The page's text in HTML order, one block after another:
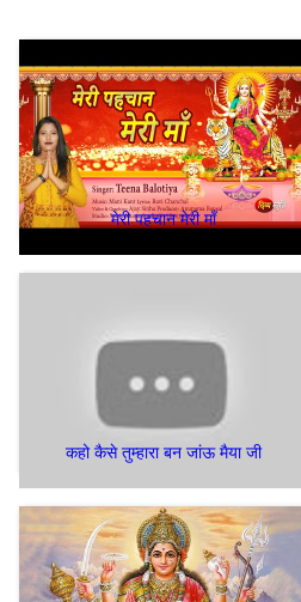
मेरी पहचान मेरी माँ
कहो कैसे तुम्हारा बन जांऊ मैया जी